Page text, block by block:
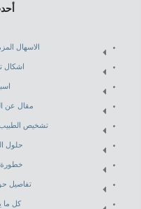
الاسهال
اشكال
مقال عن
تشخيص الطبيب
حلول
خطورة
تفاصيل
كل ما